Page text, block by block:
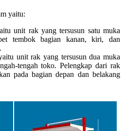
yaitu:
unit rak yang tersusun satu muka
tembok bagian kanan, kiri, dan
unit rak yang tersusun dua muka
tengah toko. Pelengkap dari rak
pada bagian depan dan belakang